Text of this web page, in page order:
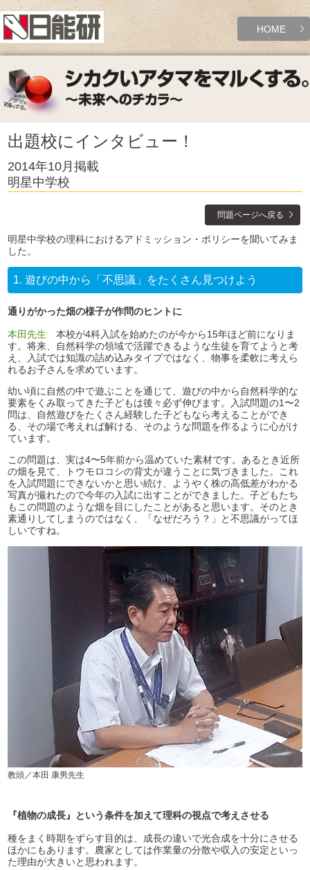
HOME
出題校にインタビュー！
2014年10月掲載
明星中学校
問題ページへ戻る
明星中学校の理科におけるアドミッション・ポリシーを聞いてみま
した。
1. 遊びの中から「不思議」をたくさん見つけよう
通りがかった畑の様子が作問のヒントに
本田先生 本校が4科入試を始めたのが今から15年ほど前になりま
す。将来、自然科学の領域で活躍できるような生徒を育てようと考
え、入試では知識の詰め込みタイプではなく、物事を柔軟に考えら
れるお子さんを求めています。
幼い頃に自然の中で遊ぶことを通じて、遊びの中から自然科学的な
要素をくみ取ってきた子どもは後々必ず伸びます。入試問題の1〜2
問は、自然遊びをたくさん経験した子どもなら考えることができ
る、その場で考えれば解ける、そのような問題を作るように心がけ
ています。
この問題は、実は4〜5年前から温めていた素材です。あるとき近所
の畑を見て、トウモロコシの背丈が違うことに気づきました。これ
を入試問題にできないかと思い続け、ようやく株の高低差がわかる
写真が撮れたので今年の入試に出すことができました。子どもたち
もこの問題のような畑を目にしたことがあると思います。そのとき
素通りしてしまうのではなく、「なぜだろう？」と不思議がってほ
しいですね。
教頭／本田 康男先生
『植物の成長』という条件を加えて理科の視点で考えさせる
種をまく時期をずらす目的は、成長の違いで光合成を十分にさせる
ほかにもあります。農家としては作業量の分散や収入の安定といっ
た理由が大きいと思われます。